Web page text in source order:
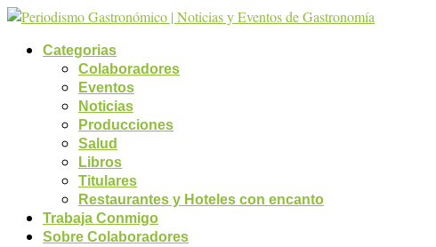
Categorias
Colaboradores
Eventos
Noticias
Producciones
Salud
Libros
Titulares
Restaurantes y Hoteles con encanto
Trabaja Conmigo
Sobre Colaboradores